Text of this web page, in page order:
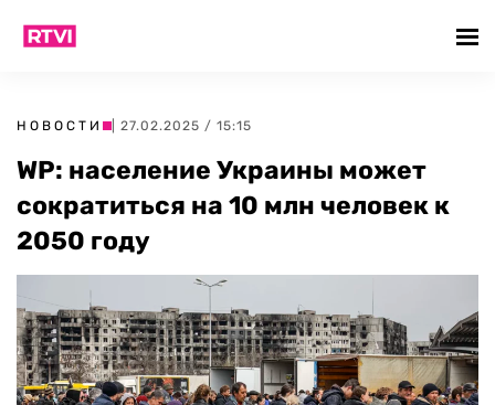
НОВОСТИ | 27.02.2025 / 15:15
WP: население Украины может
сократиться на 10 млн человек к
2050 году